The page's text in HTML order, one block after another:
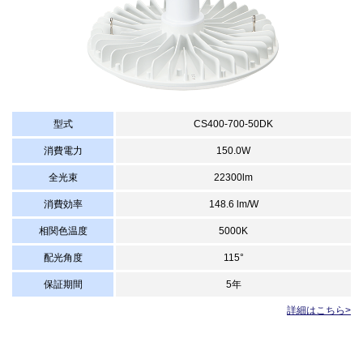
型式 CS400-700-50DK
消費電力 150.0W
全光束 22300lm
消費効率 148.6 lm/W
相関色温度 5000K
配光角度 115°
保証期間 5年
詳細はこちら>